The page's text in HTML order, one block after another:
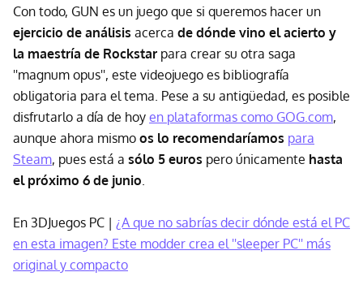
Con todo, GUN es un juego que si queremos hacer un
ejercicio de análisis acerca de dónde vino el acierto y
la maestría de Rockstar para crear su otra saga
''magnum opus'', este videojuego es bibliografía
obligatoria para el tema. Pese a su antigüedad, es posible
disfrutarlo a día de hoy en plataformas como GOG.com,
aunque ahora mismo os lo recomendaríamos para
Steam, pues está a sólo 5 euros pero únicamente hasta
el próximo 6 de junio.
En 3DJuegos PC | ¿A que no sabrías decir dónde está el PC
en esta imagen? Este modder crea el ''sleeper PC'' más
original y compacto